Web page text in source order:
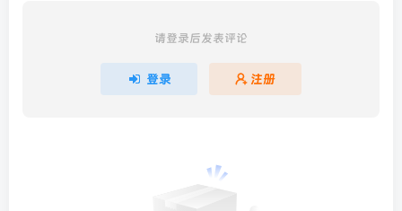
请登录后发表评论
登录 注册